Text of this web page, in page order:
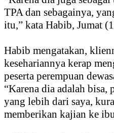
TPA dan sebagainya,
itu,” kata Habib, Jumat
Habib mengatakan,
kesehariannya kerap
peserta perempuan
“Karena dia adalah bisa,
yang lebih dari saya,
memberikan kajian ke